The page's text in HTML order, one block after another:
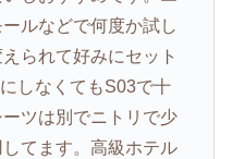
ルなどで何度か試し
られて好みにセット
しなくてもS03で十
ツは別でニトリで少
てます。高級ホテル